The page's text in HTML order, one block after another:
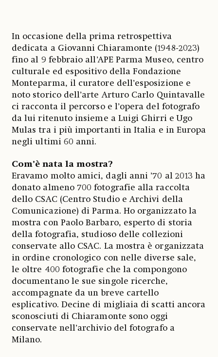
In occasione della prima retrospettiva
dedicata a Giovanni Chiaramonte (1948-2023)
fino al 9 febbraio all’APE Parma Museo, centro
culturale ed espositivo della Fondazione
Monteparma, il curatore dell’esposizione e
noto storico dell’arte Arturo Carlo Quintavalle
ci racconta il percorso e l’opera del fotografo
da lui ritenuto insieme a Luigi Ghirri e Ugo
Mulas tra i più importanti in Italia e in Europa
negli ultimi 60 anni.
Com’è nata la mostra?
Eravamo molto amici, dagli anni ’70 al 2013 ha
donato almeno 700 fotografie alla raccolta
dello CSAC (Centro Studio e Archivi della
Comunicazione) di Parma. Ho organizzato la
mostra con Paolo Barbaro, esperto di storia
della fotografia, studioso delle collezioni
conservate allo CSAC. La mostra è organizzata
in ordine cronologico con nelle diverse sale,
le oltre 400 fotografie che la compongono
documentano le sue singole ricerche,
accompagnate da un breve cartello
esplicativo. Decine di migliaia di scatti ancora
sconosciuti di Chiaramonte sono oggi
conservate nell’archivio del fotografo a
Milano.